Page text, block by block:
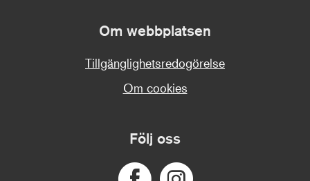
Om webbplatsen
Tillgänglighetsredogörelse
Om cookies
Följ oss